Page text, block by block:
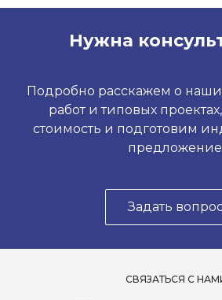
Нужна
Подробно расскажем о
работ и типовых
стоимость и подготовим
Задать
СВЯЗАТЬСЯ С